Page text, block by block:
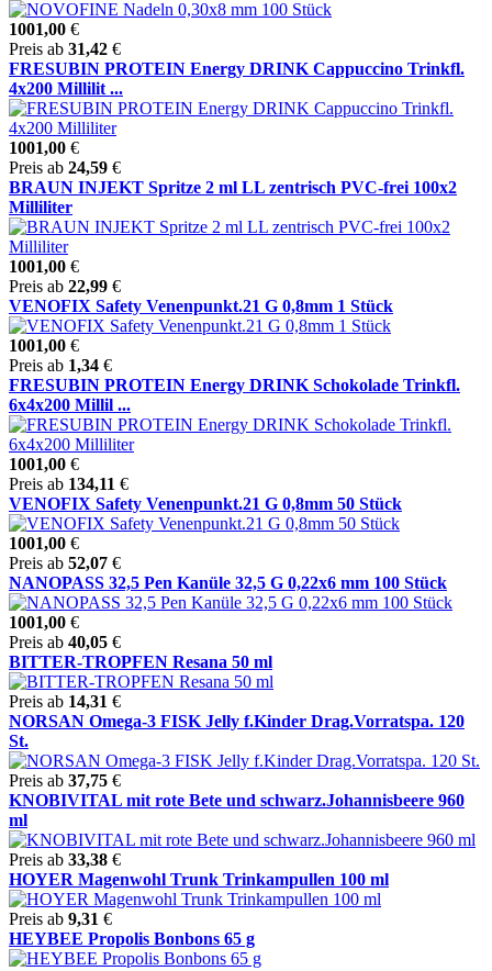
1001,00 €
Preis ab 31,42 €
FRESUBIN PROTEIN Energy DRINK Cappuccino Trinkfl.
4x200 Millilit ...
1001,00 €
Preis ab 24,59 €
BRAUN INJEKT Spritze 2 ml LL zentrisch PVC-frei 100x2
Milliliter
1001,00 €
Preis ab 22,99 €
VENOFIX Safety Venenpunkt.21 G 0,8mm 1 Stück
1001,00 €
Preis ab 1,34 €
FRESUBIN PROTEIN Energy DRINK Schokolade Trinkfl.
6x4x200 Millil ...
1001,00 €
Preis ab 134,11 €
VENOFIX Safety Venenpunkt.21 G 0,8mm 50 Stück
1001,00 €
Preis ab 52,07 €
NANOPASS 32,5 Pen Kanüle 32,5 G 0,22x6 mm 100 Stück
1001,00 €
Preis ab 40,05 €
BITTER-TROPFEN Resana 50 ml
Preis ab 14,31 €
NORSAN Omega-3 FISK Jelly f.Kinder Drag.Vorratspa. 120
St.
Preis ab 37,75 €
KNOBIVITAL mit rote Bete und schwarz.Johannisbeere 960
ml
Preis ab 33,38 €
HOYER Magenwohl Trunk Trinkampullen 100 ml
Preis ab 9,31 €
HEYBEE Propolis Bonbons 65 g